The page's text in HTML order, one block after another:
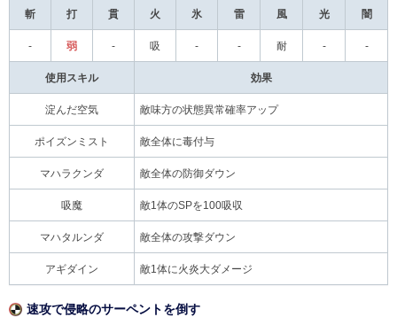
斬 打 貫 火 氷 雷 風 光 闇
- 弱 - 吸 - - 耐 - -
使用スキル 効果
淀んだ空気 敵味方の状態異常確率アップ
ポイズンミスト 敵全体に毒付与
マハラクンダ 敵全体の防御ダウン
吸魔 敵1体のSPを100吸収
マハタルンダ 敵全体の攻撃ダウン
アギダイン 敵1体に火炎大ダメージ
速攻で侵略のサーペントを倒す